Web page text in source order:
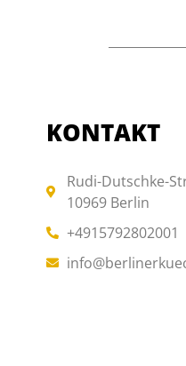
KONTAKT
Rudi-Dutschke-
10969 Berlin
+4915792802001